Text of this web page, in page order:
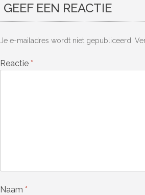
GEEF EEN REACTIE
Je e-mailadres wordt niet gepubliceerd.
Reactie *
Naam *